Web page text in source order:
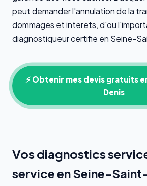
peut demander l'annulation de la
dommages et interets, d'ou
diagnostiqueur certifie en Seine-
⚡ Obtenir mes devis gratuits
Denis
Vos diagnostics
service en Seine-